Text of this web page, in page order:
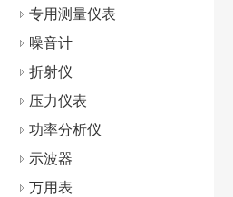
专用测量仪表
噪音计
折射仪
压力仪表
功率分析仪
示波器
万用表